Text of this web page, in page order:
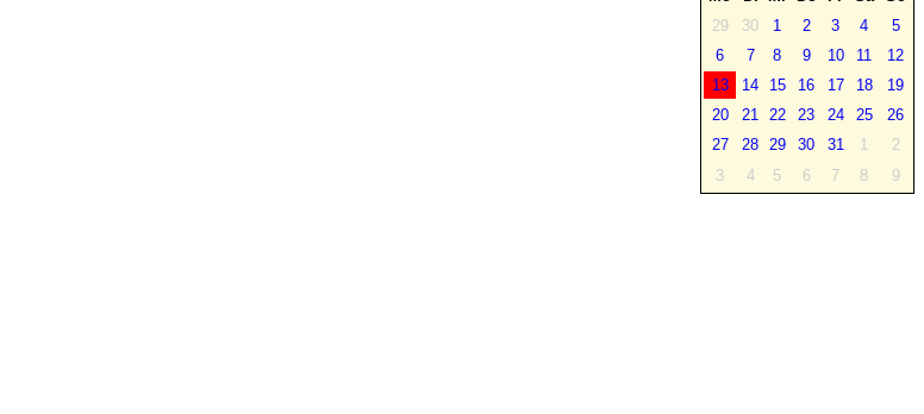
29
30 1 2 3 4
5
6
7 8 9 10 11
12
13
14 15 16 17 18
19
20
21 22 23 24 25
26
27
28 29 30 31 1
2
3
4 5 6 7 8 9